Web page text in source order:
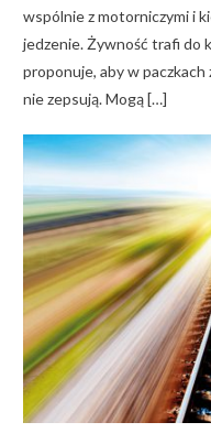
wspólnie z motorniczymi i
jedzenie. Żywność trafi do
proponuje, aby w paczkach
nie zepsują. Mogą […]